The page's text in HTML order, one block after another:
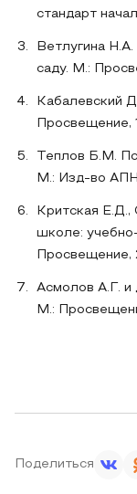
стандарт
Ветлугина
саду. М.:
Кабалевский
Просвещение,
Теплов Б.М.
М.: Изд-во
Критская Е.Д.,
школе:
Просвещение,
Асмолов А.Г. и
М.:
Поделиться